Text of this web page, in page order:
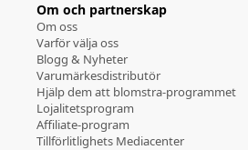
Om och partnerskap
Om oss
Varför välja oss
Blogg & Nyheter
Varumärkesdistributör
Hjälp dem att blomstra-programmet
Lojalitetsprogram
Affiliate-program
Tillförlitlighets Mediacenter